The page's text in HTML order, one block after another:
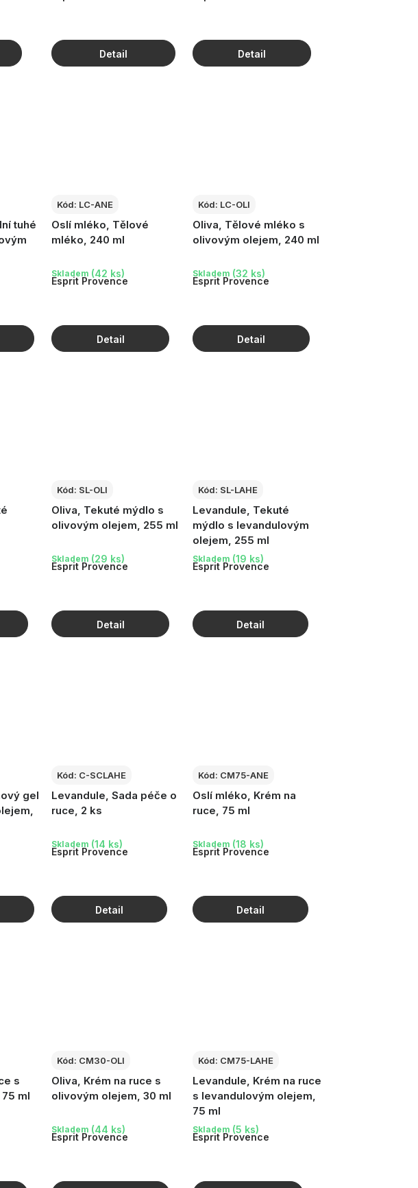
tuhé
Oslí mléko, Tělové
mléko, 240 ml
Esprit Provence
Skladem (42 ks)
Kód: LC-ANE
Oliva, Tělové mléko s
olivovým olejem, 240 ml
Esprit Provence
Skladem (32 ks)
Kód: LC-OLI
Oliva, Tekuté mýdlo s
olivovým olejem, 255 ml
Esprit Provence
Skladem (29 ks)
Kód: SL-OLI
Levandule, Tekuté
mýdlo s levandulovým
olejem, 255 ml
Esprit Provence
Skladem (19 ks)
Kód: SL-LAHE
gel
Levandule, Sada péče o
ruce, 2 ks
Esprit Provence
Skladem (14 ks)
Kód: C-SCLAHE
Oslí mléko, Krém na
ruce, 75 ml
Esprit Provence
Skladem (18 ks)
Kód: CM75-ANE
s
ml
Oliva, Krém na ruce s
olivovým olejem, 30 ml
Esprit Provence
Skladem (44 ks)
Kód: CM30-OLI
Levandule, Krém na ruce
s levandulovým olejem,
75 ml
Esprit Provence
Skladem (5 ks)
Kód: CM75-LAHE